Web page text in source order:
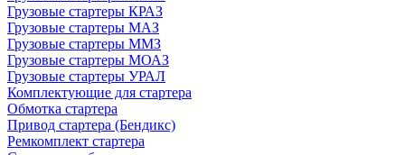
Грузовые стартеры КРАЗ
Грузовые стартеры МАЗ
Грузовые стартеры ММЗ
Грузовые стартеры МОАЗ
Грузовые стартеры УРАЛ
Комплектующие для стартера
Обмотка стартера
Привод стартера (Бендикс)
Ремкомплект стартера